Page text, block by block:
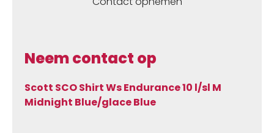
Neem contact op
Scott SCO Shirt Ws Endurance 10 l/sl M
Midnight Blue/glace Blue